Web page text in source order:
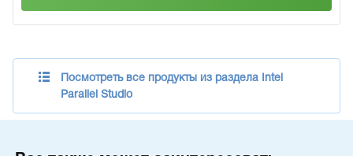
Посмотреть все продукты из раздела Intel
Parallel Studio